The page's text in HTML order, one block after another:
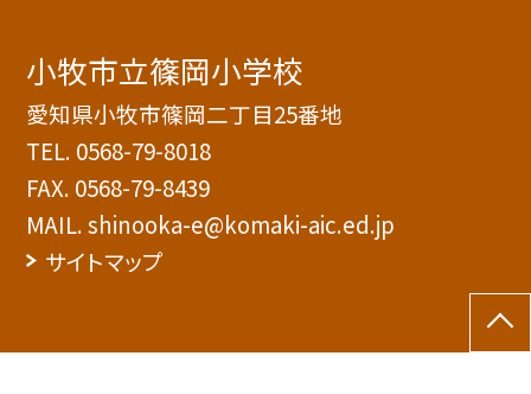
小牧市立篠岡小学校
愛知県小牧市篠岡二丁目25番地
TEL. 0568-79-8018
FAX. 0568-79-8439
MAIL. shinooka-e@komaki-aic.ed.jp
サイトマップ